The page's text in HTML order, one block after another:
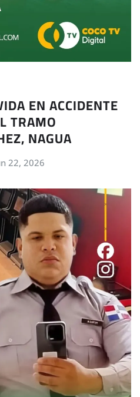
EN ACCIDENTE
TRAMO
NAGUA
22, 2026